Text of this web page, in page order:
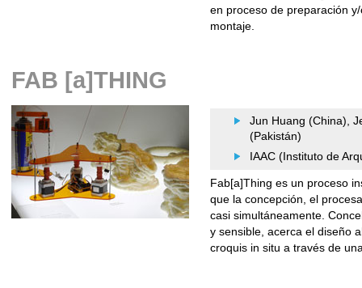
en proceso de preparación
montaje.
FAB [a]THING
Jun Huang (China),
(Pakistán)
IAAC (Instituto de
Fab[a]Thing es un proceso
que la concepción, el
casi simultáneamente.
y sensible, acerca el diseño
croquis in situ a través de